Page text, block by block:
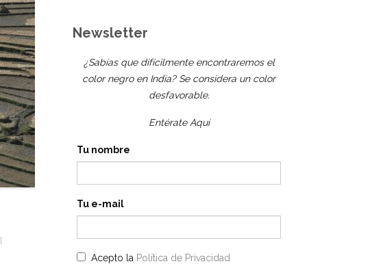
Newsletter
¿Sabías que difícilmente encontraremos el
color negro en India? Se considera un color
desfavorable.
Entérate Aquí
Tu nombre
Tu e-mail
Acepto la Política de Privacidad